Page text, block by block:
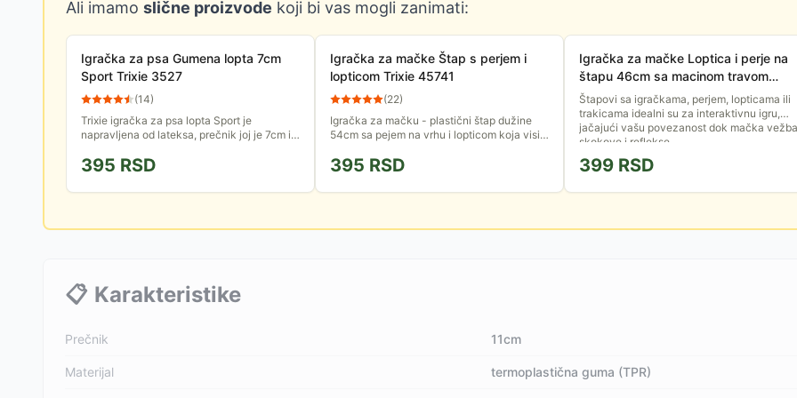
Ali imamo slične proizvode koji bi vas mogli zanimati:
Igračka za psa Gumena lopta 7cm
Sport Trixie 3527
(14)
Trixie igračka za psa lopta Sport je
napravljena od lateksa, prečnik joj je 7cm i
ohrabriti ga u igri.
395 RSD
Igračka za mačke Štap s perjem i
lopticom Trixie 45741
(22)
Igračka za mačku - plastični štap dužine
54cm sa pejem na vrhu i lopticom koja visi
Vašu mačku!
395 RSD
Igračka za mačke Loptica i perje na
štapu 46cm sa macinom travom
TRIXIE 45612
Štapovi sa igračkama, perjem, lopticama ili
trakicama idealni su za interaktivnu igru,
jačajući vašu povezanost dok mačka vežba
skokove i reflekse.
399 RSD
📋 Karakteristike
Prečnik 11cm
Materijal termoplastična guma (TPR)